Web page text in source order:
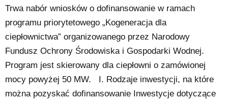
Trwa nabór wniosków o dofinansowanie w ramach
programu priorytetowego „Kogeneracja dla
ciepłownictwa” organizowanego przez Narodowy
Fundusz Ochrony Środowiska i Gospodarki Wodnej.
Program jest skierowany dla ciepłowni o zamówionej
mocy powyżej 50 MW. I. Rodzaje inwestycji, na które
można pozyskać dofinansowanie Inwestycje dotyczące